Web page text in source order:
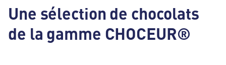
Une sélection de chocolats
de la gamme CHOCEUR®